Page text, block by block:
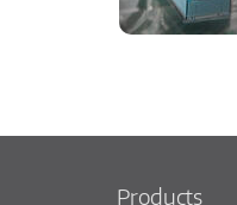
Products